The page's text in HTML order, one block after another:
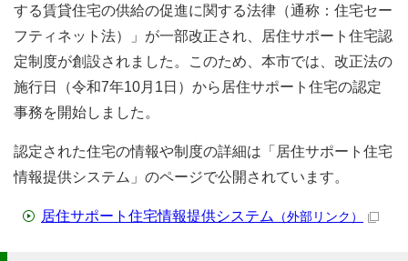
する賃貸住宅の供給の促進に関する法律（通称：住宅セー
フティネット法）」が一部改正され、居住サポート住宅認
定制度が創設されました。このため、本市では、改正法の
施行日（令和7年10月1日）から居住サポート住宅の認定
事務を開始しました。
認定された住宅の情報や制度の詳細は「居住サポート住宅
情報提供システム」のページで公開されています。
居住サポート住宅情報提供システム （外部リンク）